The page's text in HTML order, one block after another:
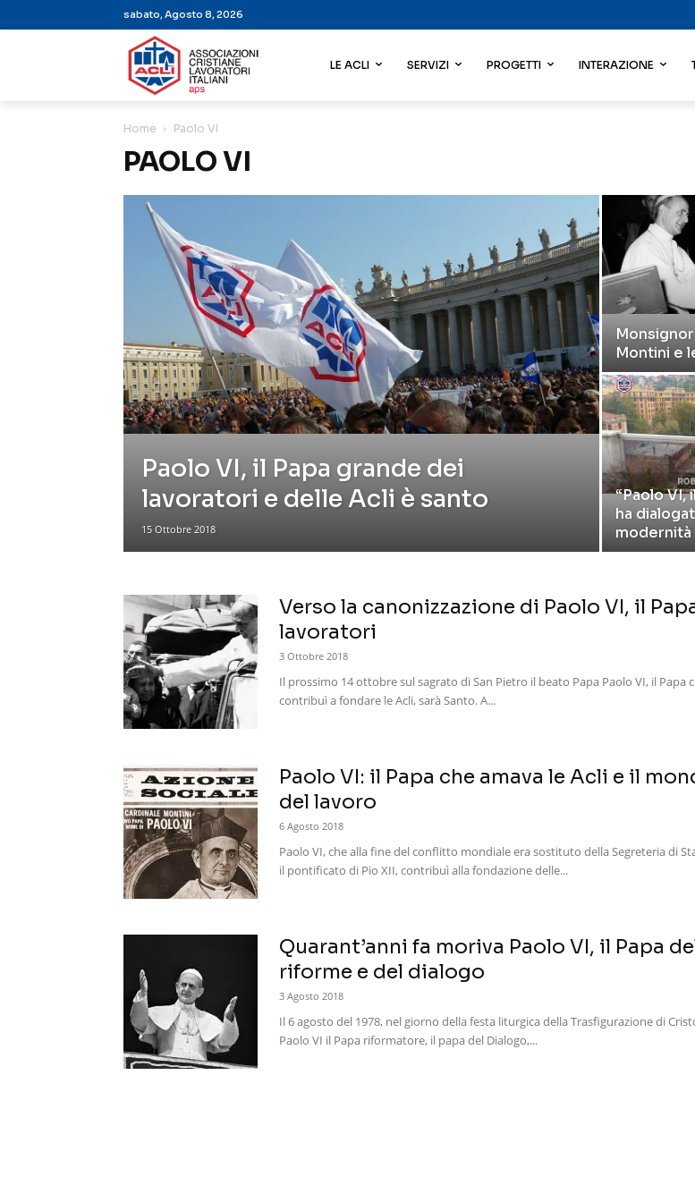
sabato, Agosto 8, 2026
LE ACLI SERVIZI PROGETTI INTERAZIONE
Home Paolo VI
PAOLO VI
Paolo VI, il Papa grande dei
lavoratori e delle Acli è santo
15 Ottobre 2018
Montini e
“Paolo VI,
ha
modernità
Verso la canonizzazione di Paolo VI, il
lavoratori
3 Ottobre 2018
Il prossimo 14 ottobre sul sagrato di San Pietro il beato Papa Paolo VI, il Papa
contribuì a fondare le Acli, sarà Santo. A...
Paolo VI: il Papa che amava le Acli e il
del lavoro
6 Agosto 2018
Paolo VI, che alla fine del conflitto mondiale era sostituto della Segreteria di
il pontificato di Pio XII, contribuì alla fondazione delle...
Quarant’anni fa moriva Paolo VI, il Papa
riforme e del dialogo
3 Agosto 2018
Il 6 agosto del 1978, nel giorno della festa liturgica della Trasfigurazione di
Paolo VI il Papa riformatore, il papa del Dialogo,...